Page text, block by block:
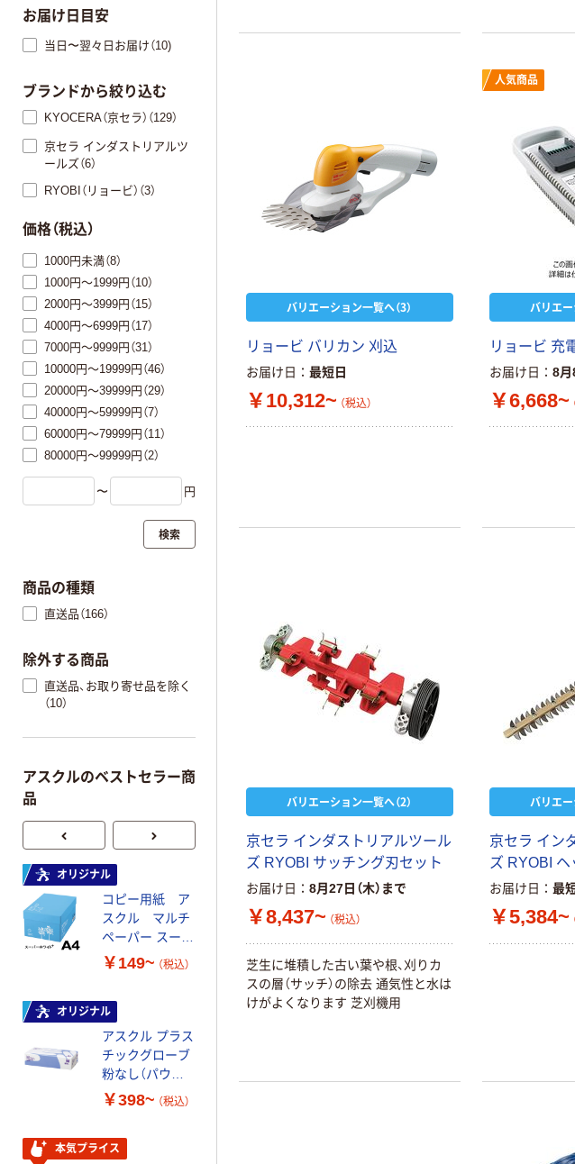
バリエーション一覧へ（3）
リョービ バリカン 刈込
お届け日 最短日
￥10,312~ （税込）
人気商品
バリエー
リョービ 充
お届け日 8月
￥6,668~
バリエーション一覧へ（2）
京セラ インダストリアルツール
ズ RYOBI サッチング刃セット
お届け日 8月27日（木）まで
￥8,437~ （税込）
芝生に堆積した古い葉や根、刈りカ
スの層（サッチ）の除去 通気性と水は
けがよくなります 芝刈機用
バリエー
京セラ イン
ズ RYOBI ヘ
お届け日 最
￥5,384~
お届け日目安
当日〜翌々日お届け（10)
ブランドから絞り込む
KYOCERA（京セラ）（129）
京セラ インダストリアルツ
ールズ（6）
RYOBI（リョービ）（3）
価格（税込）
1000円未満（8）
1000円～1999円（10）
2000円～3999円（15）
4000円～6999円（17）
7000円～9999円（31）
10000円～19999円（46）
20000円～39999円（29）
40000円～59999円（7）
60000円～79999円（11）
80000円～99999円（2）
〜 円
検索
商品の種類
直送品（166）
除外する商品
直送品、お取り寄せ品を除く
（10）
アスクルのベストセラー商
品
オリジナル
コピー用紙 ア
スクル マルチ
ペーパー スーパ
ーホワイト+
￥149~ （税込）
オリジナル
アスクル プラス
チックグローブ
粉なし（パウダ
ーフリー）
￥398~ （税込）
本気プライス
コピー用紙 マ
ルチペーパー
ミー+
￥149~ （税込）
本気プライス
蛍光オプテッ
ス1(アスクル